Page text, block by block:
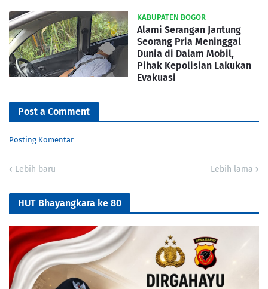
KABUPATEN BOGOR
Alami Serangan Jantung
Seorang Pria Meninggal
Dunia di Dalam Mobil,
Pihak Kepolisian Lakukan
Evakuasi
Post a Comment
Posting Komentar
Lebih baru Lebih lama
HUT Bhayangkara ke 80